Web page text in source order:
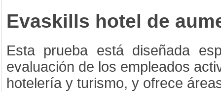
Evaskills hotel de
Esta prueba está diseñada
evaluación de los empleados
hotelería y turismo, y ofrece